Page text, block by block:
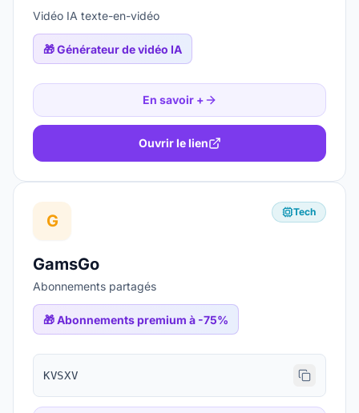
Vidéo IA texte-en-vidéo
🎁Générateur de vidéo IA
En savoir +
Ouvrir le lien
G Tech
GamsGo
Abonnements partagés
🎁Abonnements premium à -75%
KVSXV